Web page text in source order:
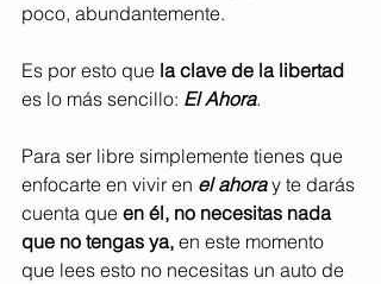
poco, abundantemente.
Es por esto que la clave de la libertad
es lo más sencillo: El Ahora.
Para ser libre simplemente tienes que
enfocarte en vivir en el ahora y te darás
cuenta que en él, no necesitas nada
que no tengas ya, en este momento
que lees esto no necesitas un auto de